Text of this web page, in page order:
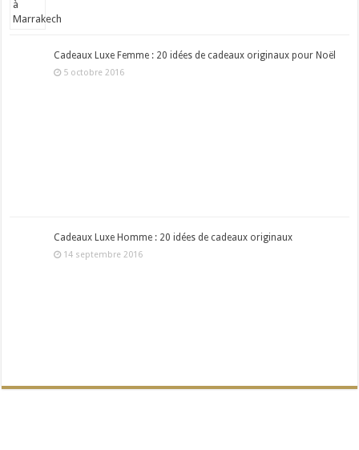
Cadeaux Luxe Femme : 20 idées de cadeaux originaux pour Noël
5 octobre 2016
Cadeaux Luxe Homme : 20 idées de cadeaux originaux
14 septembre 2016